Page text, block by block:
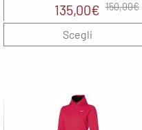
150,00€
Il
prezzo
originale
150,00€.
135,00€ Il
attuale
Scegli